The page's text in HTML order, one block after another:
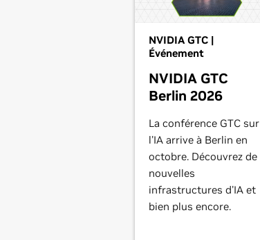
NVIDIA GTC |
Événement
NVIDIA GTC
Berlin 2026
La conférence GTC sur
l'IA arrive à Berlin en
octobre. Découvrez de
nouvelles
infrastructures d'IA et
bien plus encore.